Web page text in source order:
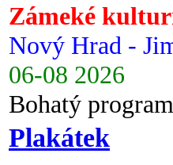
Zámeké
Nový Hrad -
06-08 2026
Bohatý
Plakátek